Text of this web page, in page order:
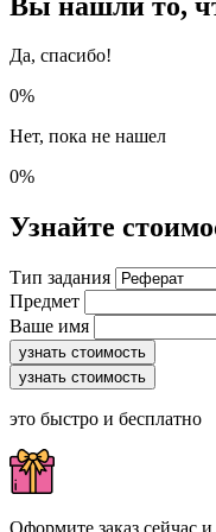
Да, спасибо!
0%
Нет, пока не нашел
0%
Узнайте
Тип задания
Предмет
Ваше имя
узнать стоимость
узнать стоимость
это быстро и бесплатно